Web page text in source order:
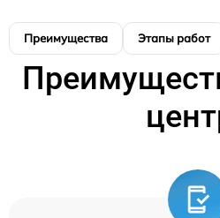
Преимущества Этапы работ